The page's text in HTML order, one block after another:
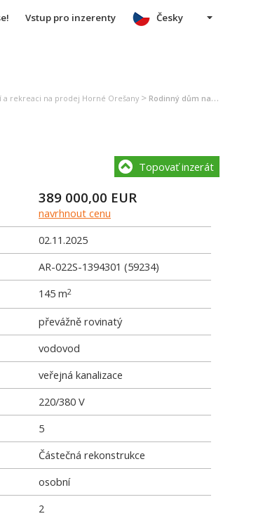
Vstup pro inzerenty Česky
a rekreaci na prodej Horné Orešany > Rodinný dům na prodej Horné Orešany
Topovať inzerát
389 000,00 EUR
navrhnout cenu
02.11.2025
AR-022S-1394301 (59234)
145 m2
převážně rovinatý
vodovod
veřejná kanalizace
220/380 V
5
Částečná rekonstrukce
osobní
2